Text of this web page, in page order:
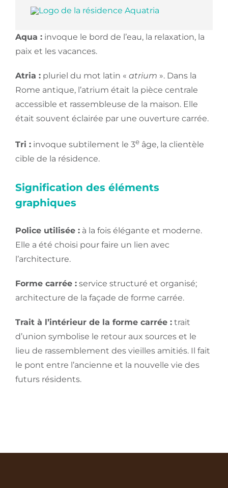
Aqua : invoque le bord de l’eau, la relaxation, la
paix et les vacances.
Atria : pluriel du mot latin « atrium ». Dans la
Rome antique, l’atrium était la pièce centrale
accessible et rassembleuse de la maison. Elle
était souvent éclairée par une ouverture carrée.
Tri : invoque subtilement le 3e âge, la clientèle
cible de la résidence.
Signification des éléments
graphiques
Police utilisée : à la fois élégante et moderne.
Elle a été choisi pour faire un lien avec
l’architecture.
Forme carrée : service structuré et organisé;
architecture de la façade de forme carrée.
Trait à l’intérieur de la forme carrée : trait
d’union symbolise le retour aux sources et le
lieu de rassemblement des vieilles amitiés. Il fait
le pont entre l’ancienne et la nouvelle vie des
futurs résidents.